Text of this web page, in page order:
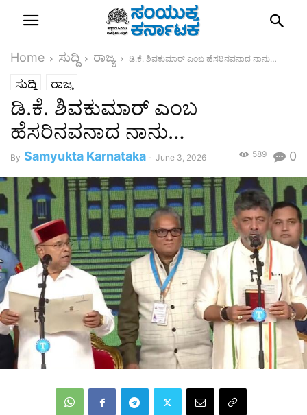
Home ಸುದ್ದಿ ರಾಜ್ಯ ಡಿ.ಕೆ. ಶಿವಕುಮಾರ್‌ ಎಂಬ ಹೆಸರಿನವನಾದ ನಾನು…
ಸುದ್ದಿ ರಾಜ್ಯ
ಡಿ.ಕೆ. ಶಿವಕುಮಾರ್‌ ಎಂಬ
ಹೆಸರಿನವನಾದ ನಾನು…
By Samyukta Karnataka - June 3, 2026 0
589